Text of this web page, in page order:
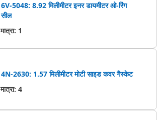
6V-5048: 8.92 मिलीमीटर इनर डायमीटर ओ-रिंग
सील
मात्रा: 1
4N-2630: 1.57 मिलीमीटर मोटी साइड कवर गैस्‍केट
मात्रा: 4